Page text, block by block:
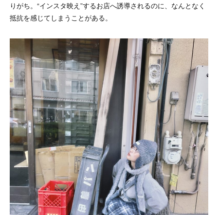
りがち。“インスタ映え”するお店へ誘導されるのに、なんとなく
抵抗を感じてしまうことがある。